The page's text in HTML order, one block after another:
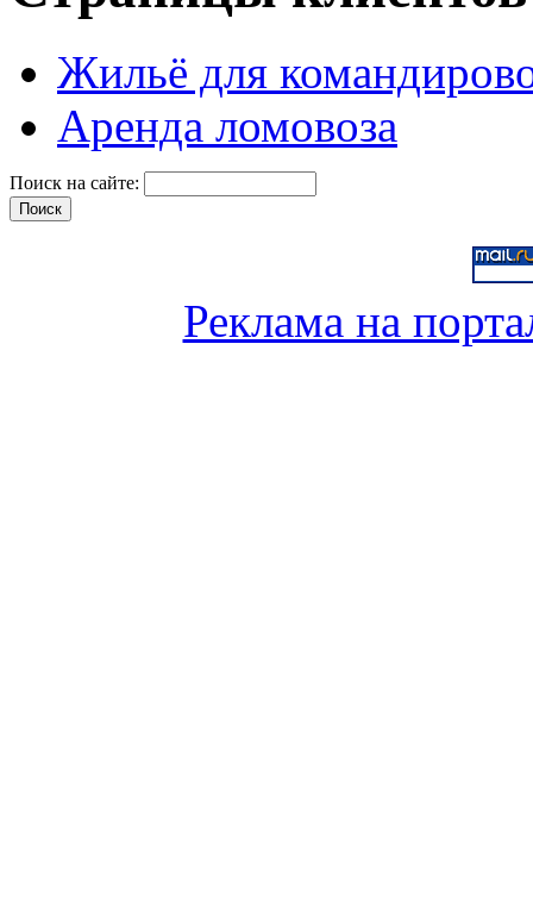
Жильё для
Аренда ломовоза
Поиск на сайте:
Реклама на